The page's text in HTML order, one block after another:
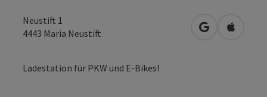
Neustift 1
4443 Maria Neustift in Google
in
Ladestation für PKW und E-Bikes!